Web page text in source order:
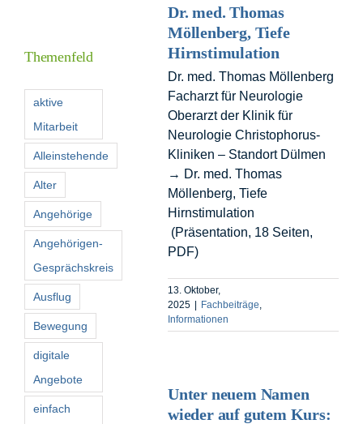
Kontakt
Suche
nach:
Dr. med. Thomas
Möllenberg, Tiefe
Hirnstimulation
Dr. med. Thomas Möllenberg
Facharzt für Neurologie
Oberarzt der Klinik für
Neurologie Christophorus-
Kliniken – Standort Dülmen
→ Dr. med. Thomas
Möllenberg, Tiefe
Hirnstimulation
(Präsentation, 18 Seiten,
PDF)
13. Oktober,
2025 | Fachbeiträge
Informationen
Unter neuem Namen
wieder auf gutem Kurs:
Themenfeld
aktive
Mitarbeit
Alleinstehende
Alter
Angehörige
Angehörigen-
Gesprächskreis
Ausflug
Bewegung
digitale
Angebote
einfach